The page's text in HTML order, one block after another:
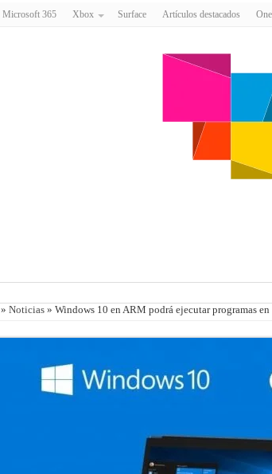
Microsoft 365 Xbox Surface Artículos destacados
» Noticias » Windows 10 en ARM podrá ejecutar programas